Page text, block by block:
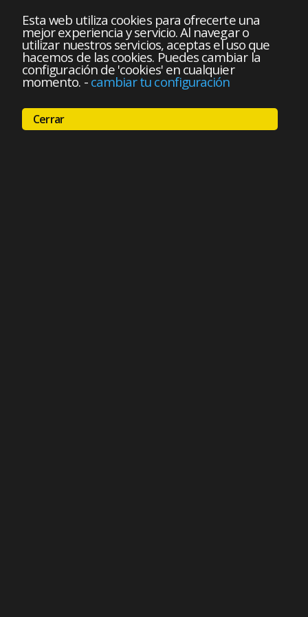
Esta web utiliza cookies para ofrecerte una
mejor experiencia y servicio. Al navegar o
utilizar nuestros servicios, aceptas el uso que
hacemos de las cookies. Puedes cambiar la
configuración de 'cookies' en cualquier
momento. - cambiar tu configuración
Cerrar